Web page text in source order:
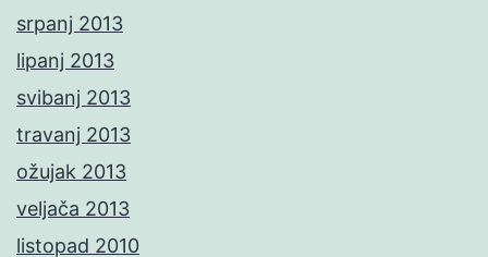
srpanj 2013
lipanj 2013
svibanj 2013
travanj 2013
ožujak 2013
veljača 2013
listopad 2010